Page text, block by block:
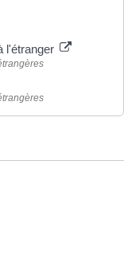
l'étranger